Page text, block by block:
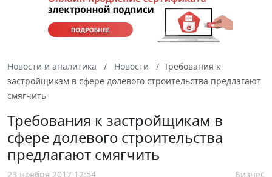
Новости и аналитика Новости
Требования к
застройщикам в сфере долевого строительства предлагают
смягчить
Требования к застройщикам в
сфере долевого строительства
предлагают смягчить
23 ноября 2017 12:54 Бизнес